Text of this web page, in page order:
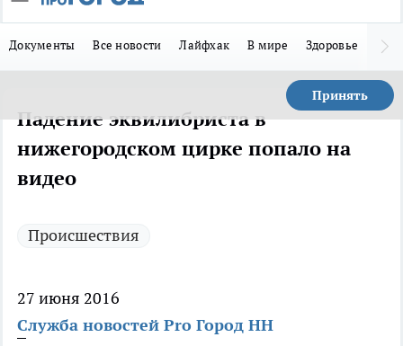
Документы Все новости Лайфхак В мире Здоровье
Принять
Падение эквилибриста в
нижегородском цирке попало на
видео
Происшествия
27 июня 2016
Служба новостей Pro Город НН